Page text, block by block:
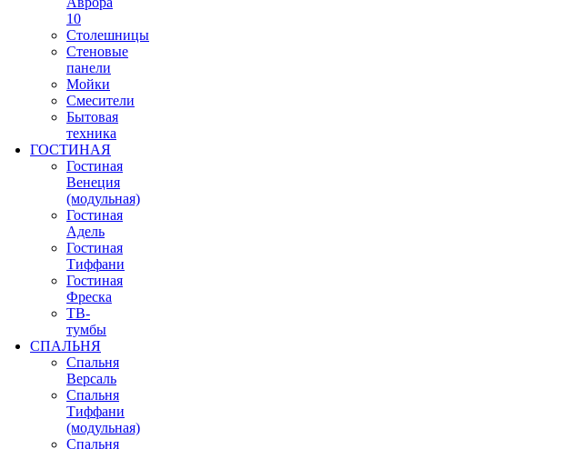
10
Столешницы
Стеновые
панели
Мойки
Смесители
Бытовая
техника
ГОСТИНАЯ
Гостиная
Венеция
(модульная)
Гостиная
Адель
Гостиная
Тиффани
Гостиная
Фреска
ТВ-
тумбы
СПАЛЬНЯ
Спальня
Версаль
Спальня
Тиффани
(модульная)
Спальня